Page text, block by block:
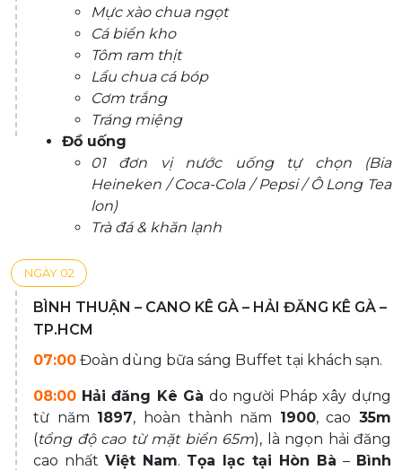
Mực xào chua ngọt
Cá biển kho
Tôm ram thịt
Lẩu chua cá bóp
Cơm trắng
Tráng miệng
Đồ uống
01 đơn vị nước uống tự chọn (Bia
Heineken / Coca-Cola / Pepsi / Ô Long Tea
lon)
Trà đá & khăn lạnh
NGÀY 02
BÌNH THUẬN – CANO KÊ GÀ – HẢI ĐĂNG KÊ GÀ –
TP.HCM
07:00 Đoàn dùng bữa sáng Buffet tại khách sạn.
08:00 Hải đăng Kê Gà do người Pháp xây dựng
từ năm 1897, hoàn thành năm 1900, cao 35m
(tổng độ cao từ mặt biển 65m), là ngọn hải đăng
cao nhất Việt Nam. Tọa lạc tại Hòn Bà – Bình